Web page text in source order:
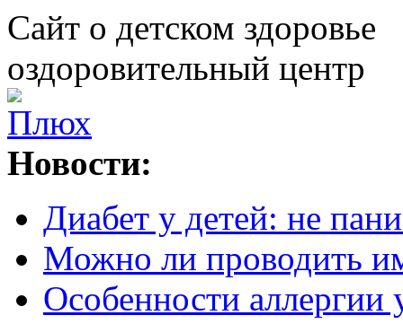
Сайт о детском здоровье
оздоровительный центр
Новости:
Диабет у детей: не
Можно ли проводить
Особенности аллергии